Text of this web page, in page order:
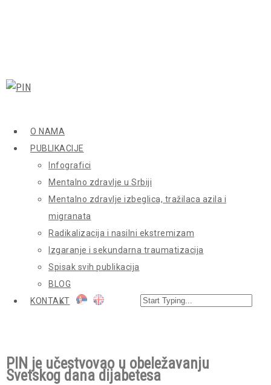
O NAMA
PUBLIKACIJE
Infografici
Mentalno zdravlje u Srbiji
Mentalno zdravlje izbeglica, tražilaca azila i
migranata
Radikalizacija i nasilni ekstremizam
Izgaranje i sekundarna traumatizacija
Spisak svih publikacija
BLOG
KONTAKT
PIN je učestvovao u obeležavanju
Svetskog dana dijabetesa